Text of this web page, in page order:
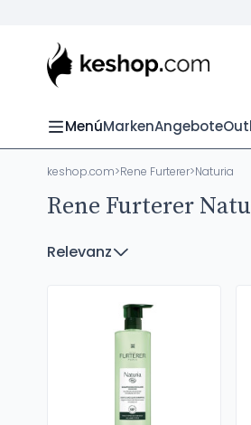
MenúMarkenAngebote
keshop.com>Rene Furterer>Naturia
Rene Furterer
Relevanz